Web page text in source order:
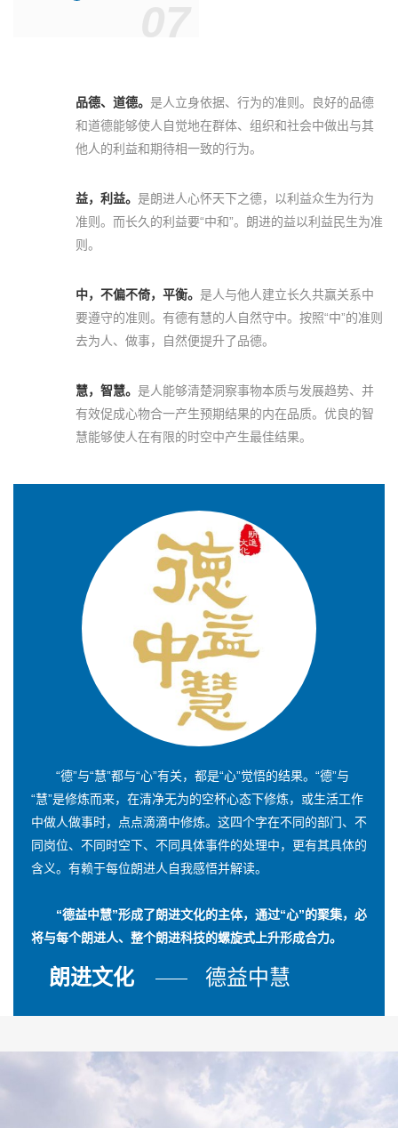
品德、道德。 是人立身依据、行为的准则。良好的品德
和道德能够使人自觉地在群体、组织和社会中做出与其
他人的利益和期待相一致的行为。
益，利益。 是朗进人心怀天下之德，以利益众生为行为
准则。而长久的利益要“中和”。朗进的益以利益民生为准
则。
中，不偏不倚，平衡。 是人与他人建立长久共赢关系中
要遵守的准则。有德有慧的人自然守中。按照“中”的准则
去为人、做事，自然便提升了品德。
慧，智慧。 是人能够清楚洞察事物本质与发展趋势、并
有效促成心物合一产生预期结果的内在品质。优良的智
慧能够使人在有限的时空中产生最佳结果。
“德”与“慧”都与“心”有关，都是“心”觉悟的结果。“德”与
“慧”是修炼而来，在清净无为的空杯心态下修炼，或生活工作
中做人做事时，点点滴滴中修炼。这四个字在不同的部门、不
同岗位、不同时空下、不同具体事件的处理中，更有其具体的
含义。有赖于每位朗进人自我感悟并解读。
“德益中慧”形成了朗进文化的主体，通过“心”的聚集，必
将与每个朗进人、整个朗进科技的螺旋式上升形成合力。
朗进文化 德益中慧